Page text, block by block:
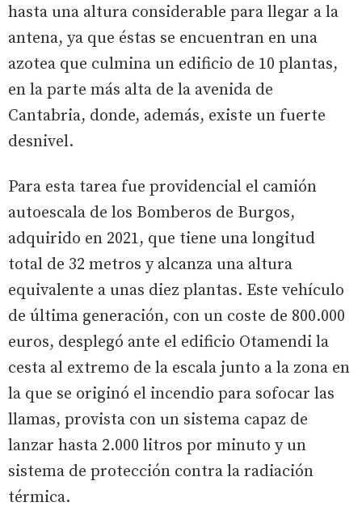
hasta una altura considerable para llegar a la
antena, ya que éstas se encuentran en una
azotea que culmina un edificio de 10 plantas,
en la parte más alta de la avenida de
Cantabria, donde, además, existe un fuerte
desnivel.
Para esta tarea fue providencial el camión
autoescala de los Bomberos de Burgos,
adquirido en 2021, que tiene una longitud
total de 32 metros y alcanza una altura
equivalente a unas diez plantas. Este vehículo
de última generación, con un coste de 800.000
euros, desplegó ante el edificio Otamendi la
cesta al extremo de la escala junto a la zona en
la que se originó el incendio para sofocar las
llamas, provista con un sistema capaz de
lanzar hasta 2.000 litros por minuto y un
sistema de protección contra la radiación
térmica.